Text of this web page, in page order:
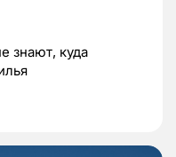
знают, куда